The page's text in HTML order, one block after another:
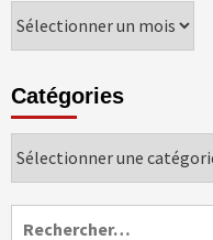
Archives
Catégories
Catégories